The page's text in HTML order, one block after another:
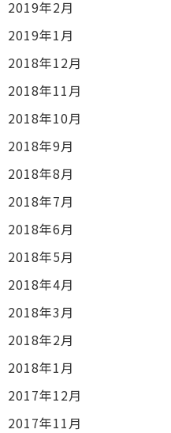
2019年2月
2019年1月
2018年12月
2018年11月
2018年10月
2018年9月
2018年8月
2018年7月
2018年6月
2018年5月
2018年4月
2018年3月
2018年2月
2018年1月
2017年12月
2017年11月